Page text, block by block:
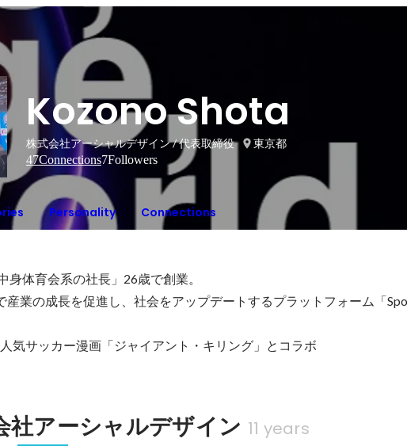
Kozono Shota
株式会社アーシャルデザイン / 代表取締役
東京都
47Connections7Followers
Personality Connections
身体育会系の社長」26歳で創業。
産業の成長を促進し、社会をアップデートするプラットフォーム「
人気サッカー漫画「ジャイアント・キリング」とコラボ
社アーシャルデザイン 11 years